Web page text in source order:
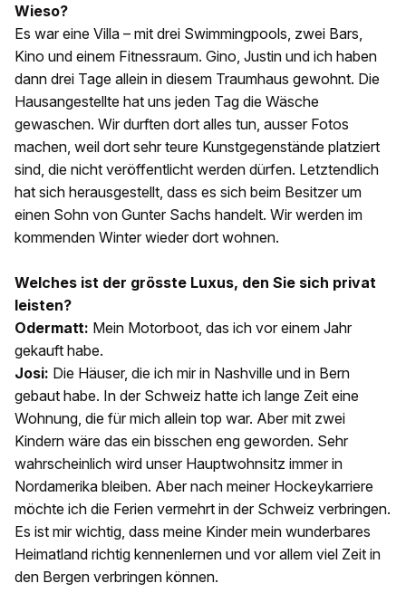
Wieso?
Es war eine Villa – mit drei Swimmingpools, zwei Bars,
Kino und einem Fitnessraum. Gino, Justin und ich haben
dann drei Tage allein in diesem Traumhaus gewohnt. Die
Hausangestellte hat uns jeden Tag die Wäsche
gewaschen. Wir durften dort alles tun, ausser Fotos
machen, weil dort sehr teure Kunstgegenstände platziert
sind, die nicht veröffentlicht werden dürfen. Letztendlich
hat sich herausgestellt, dass es sich beim Besitzer um
einen Sohn von Gunter Sachs handelt. Wir werden im
kommenden Winter wieder dort wohnen.
Welches ist der grösste Luxus, den Sie sich privat
leisten?
Odermatt: Mein Motorboot, das ich vor einem Jahr
gekauft habe.
Josi: Die Häuser, die ich mir in Nashville und in Bern
gebaut habe. In der Schweiz hatte ich lange Zeit eine
Wohnung, die für mich allein top war. Aber mit zwei
Kindern wäre das ein bisschen eng geworden. Sehr
wahrscheinlich wird unser Hauptwohnsitz immer in
Nordamerika bleiben. Aber nach meiner Hockeykarriere
möchte ich die Ferien vermehrt in der Schweiz verbringen.
Es ist mir wichtig, dass meine Kinder mein wunderbares
Heimatland richtig kennenlernen und vor allem viel Zeit in
den Bergen verbringen können.